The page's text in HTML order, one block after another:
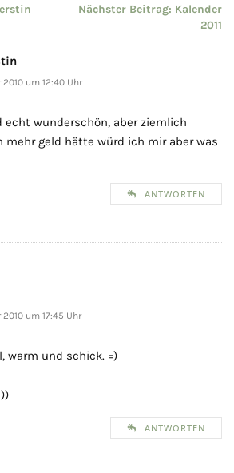
Nächster Beitrag: Kalender
2011
2010 um 12:40 Uhr
echt wunderschön, aber ziemlich
mehr geld hätte würd ich mir aber was
ANTWORTEN
2010 um 17:45 Uhr
warm und schick. =)
))
ANTWORTEN